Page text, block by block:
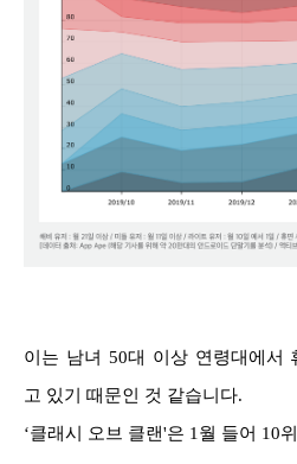
이는 남녀 50대 이상 연령대에서
고 있기 때문인 것 같습니다.
‘클래시 오브 클랜'은 1월 들어 10